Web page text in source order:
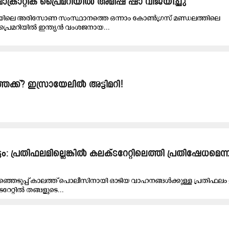
അരിസോണ സംസ്ഥാനത്തെ ഒന്നാം കോൺഗ്രസ് മണ്ഡലത്തിലെ
പ്രൈമറിയിൽ ഇന്ത്യൻ വംശജനായ...
ഇസ്രായേലിൽ അട്ടിമറി!
കലക്ടറേറ്റിലെത്തി
കാലത്ത് പൊലീസിനായി ഓടിയ വാഹനങ്ങൾക്കുള്ള പ്രതിഫലം
തങ്ങളുടെ...